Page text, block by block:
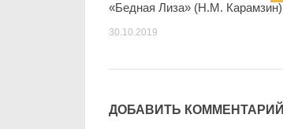
«Бедная Лиза» (Н.М. Карамзин)
30.10.2019
ДОБАВИТЬ КОММЕНТАРИЙ